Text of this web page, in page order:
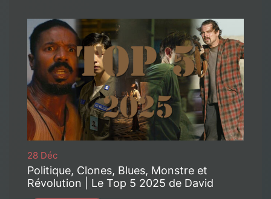
28 Déc
Politique, Clones, Blues, Monstre et
Révolution | Le Top 5 2025 de David